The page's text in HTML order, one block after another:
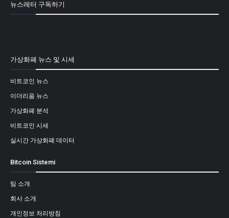
뉴스레터 구독하기
가상화폐 뉴스 및 시세
비트코인 뉴스
이더리움 뉴스
가상화폐 분석
비트코인 시세
실시간 가상화폐 데이터
Bitcoin Sistemi
팀 소개
회사 소개
개인정보 처리방침